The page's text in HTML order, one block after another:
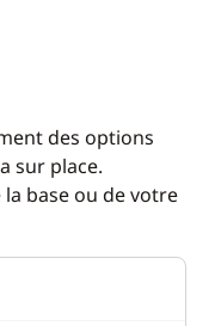
des options
sur place.
base ou de votre